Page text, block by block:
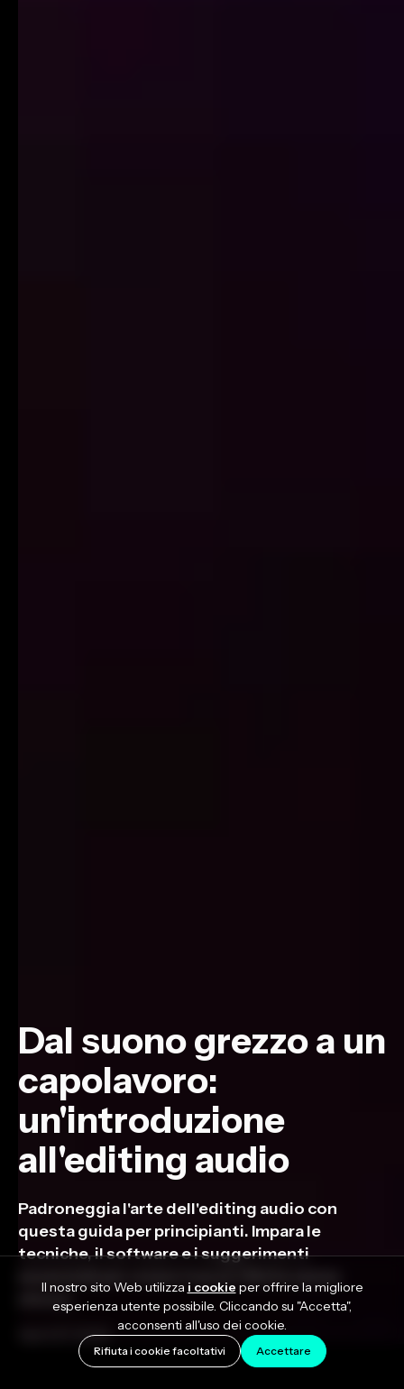
Dal suono grezzo a un
capolavoro:
un'introduzione
all'editing audio
Padroneggia l'arte dell'editing audio con
questa guida per principianti. Impara le
tecniche, il software e i suggerimenti
April 27, 2023
Il nostro sito Web utilizza i cookie per offrire la migliore
esperienza utente possibile. Cliccando su "Accetta",
acconsenti all'uso dei cookie.
Rifiuta i cookie facoltativi Accettare